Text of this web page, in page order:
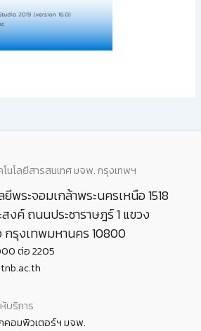
นโลยีสารสนเทศ มจพ. กรุงเทพฯ
พระจอมเกล้าพระนครเหนือ 1518
งค์ ถนนประชาราษฎร์ 1 แขวง
กรุงเทพมหานคร 10800
ต่อ 2205
บริการ
อมพิวเตอร์ฯ มจพ.